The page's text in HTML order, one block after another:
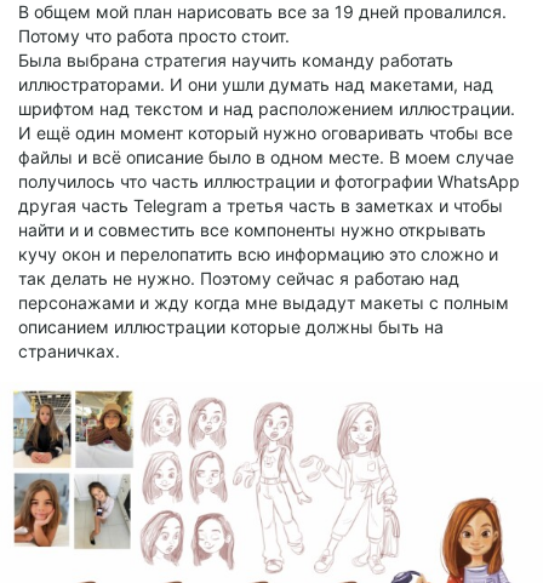
В общем мой план нарисовать все за 19 дней провалился.
Потому что работа просто стоит.
Была выбрана стратегия научить команду работать
иллюстраторами. И они ушли думать над макетами, над
шрифтом над текстом и над расположением иллюстрации.
И ещё один момент который нужно оговаривать чтобы все
файлы и всё описание было в одном месте. В моем случае
получилось что часть иллюстрации и фотографии WhatsApp
другая часть Telegram а третья часть в заметках и чтобы
найти и и совместить все компоненты нужно открывать
кучу окон и перелопатить всю информацию это сложно и
так делать не нужно. Поэтому сейчас я работаю над
персонажами и жду когда мне выдадут макеты с полным
описанием иллюстрации которые должны быть на
страничках.